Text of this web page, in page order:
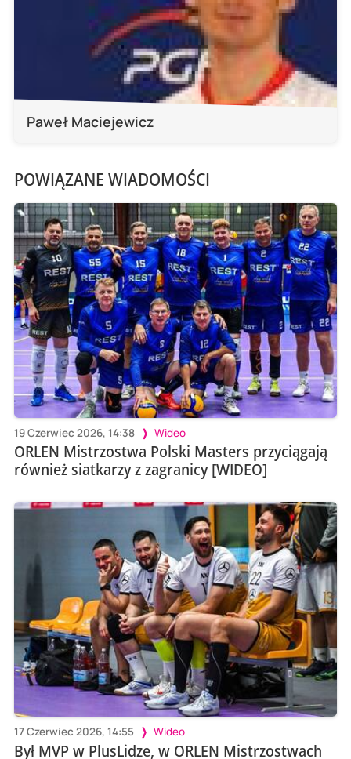
Paweł Maciejewicz
POWIĄZANE WIADOMOŚCI
19 Czerwiec 2026, 14:38 Wideo
ORLEN Mistrzostwa Polski Masters przyciągają
również siatkarzy z zagranicy [WIDEO]
17 Czerwiec 2026, 14:55 Wideo
Był MVP w PlusLidze, w ORLEN Mistrzostwach